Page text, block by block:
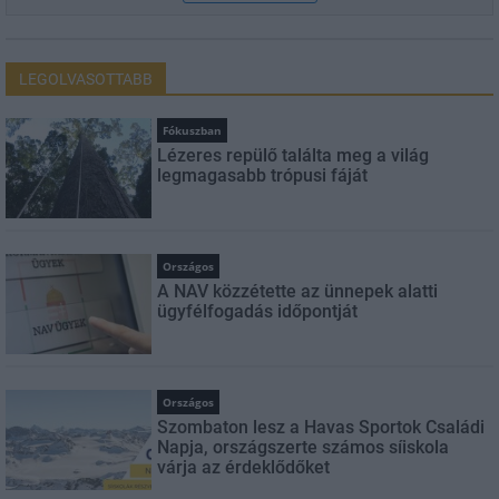
LEGOLVASOTTABB
Fókuszban
Lézeres repülő találta meg a világ
legmagasabb trópusi fáját
Országos
A NAV közzétette az ünnepek alatti
ügyfélfogadás időpontját
Országos
Szombaton lesz a Havas Sportok Családi
Napja, országszerte számos síiskola
várja az érdeklődőket